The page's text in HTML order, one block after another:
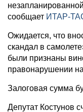
сообщает ИТАР-
Ожидается, что
скандал в
были признаны
правонарушении
Залоговая сумма
Депутат Костунов